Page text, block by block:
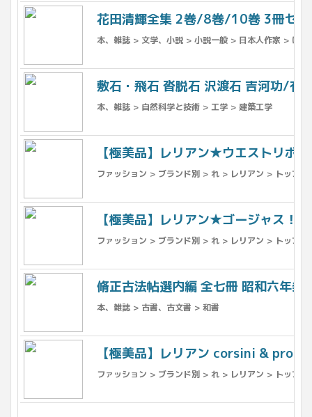
花田清輝全集 2巻/8巻/10巻 3冊セ
本、雑誌 > 文学、小説 > 小説一般 > 日本人作家 > は行
敷石・飛石 沓脱石 沢渡石 吉河功/
本、雑誌 > 自然科学と技術 > 工学 > 建築工学
【極美品】レリアン★ウエストリボ
ファッション > ブランド別 > れ > レリアン > トップス
【極美品】レリアン★ゴージャス！
ファッション > ブランド別 > れ > レリアン > トップス
脩正古法帖選内編 全七冊 昭和六年
本、雑誌 > 古書、古文書 > 和書
【極美品】レリアン corsini &
ファッション > ブランド別 > れ > レリアン > トップス